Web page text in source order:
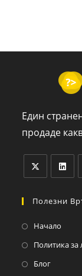
Един
продаде
Полезни
Начало
Политика за
Блог